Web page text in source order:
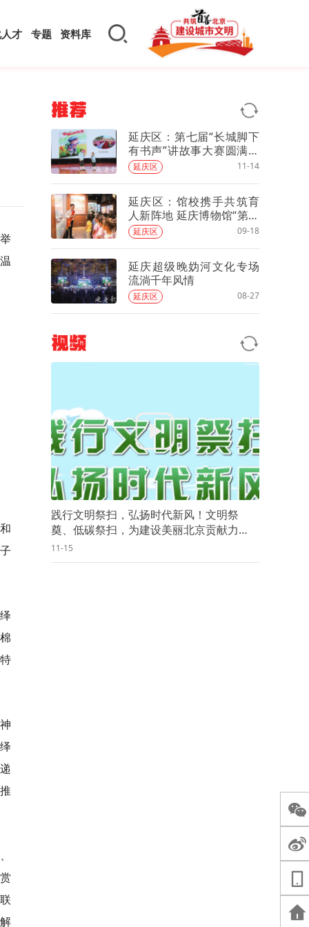
才 专题 资料库
推荐
延庆区：第七届“长城脚下
有书声”讲故事大赛圆满落
幕延庆区 11-14
延庆区：馆校携手共筑育
人新阵地 延庆博物馆“第一
课”激活第二课堂
延庆区 09-18
延庆超级晚妫河文化专场
流淌千年风情
延庆区 08-27
视频
践行文明祭扫，弘扬时代新风！文明祭
奠、低碳祭扫，为建设美丽北京贡献力
量！
11-15